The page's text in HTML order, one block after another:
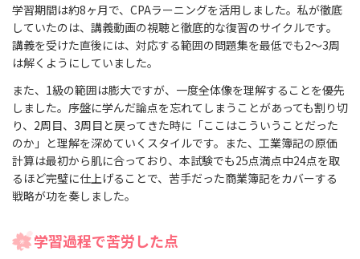
学習期間は約8ヶ月で、CPAラーニングを活用しました。私が徹底
していたのは、講義動画の視聴と徹底的な復習のサイクルです。
講義を受けた直後には、対応する範囲の問題集を最低でも2〜3周
は解くようにしていました。
また、1級の範囲は膨大ですが、一度全体像を理解することを優先
しました。序盤に学んだ論点を忘れてしまうことがあっても割り切
り、2周目、3周目と戻ってきた時に「ここはこういうことだった
のか」と理解を深めていくスタイルです。また、工業簿記の原価
計算は最初から肌に合っており、本試験でも25点満点中24点を取
るほど完璧に仕上げることで、苦手だった商業簿記をカバーする
戦略が功を奏しました。
学習過程で苦労した点